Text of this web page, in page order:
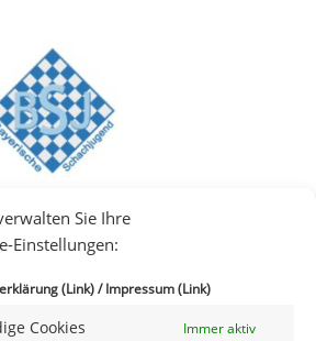
Sie Ihre
Einstellungen:
(Link)/Impressum (Link)
Cookies Immer aktiv